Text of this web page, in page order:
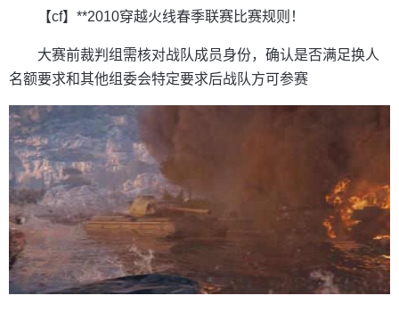
【cf】**2010穿越火线春季联赛比赛规则！
大赛前裁判组需核对战队成员身份，确认是否满足换人
名额要求和其他组委会特定要求后战队方可参赛